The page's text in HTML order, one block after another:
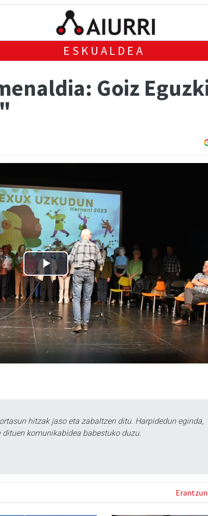
ESKUALDEA
Goiz
hitzak jaso eta zabaltzen ditu. Harpidedun eginda,
komunikabidea babestuko duzu.
Erantzun